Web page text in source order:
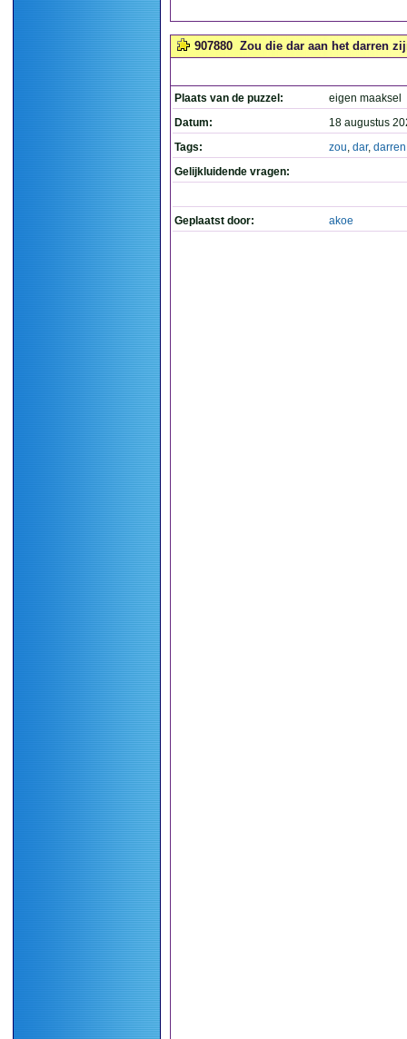
907880 Zou die dar aan het darren
Plaats van de puzzel:
eigen maaksel
Datum:
18 augustus
Tags:
zou, dar, darren
Gelijkluidende vragen:
Geplaatst door: akoe